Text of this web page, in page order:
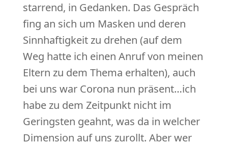
starrend, in Gedanken. Das Gespräch
fing an sich um Masken und deren
Sinnhaftigkeit zu drehen (auf dem
Weg hatte ich einen Anruf von meinen
Eltern zu dem Thema erhalten), auch
bei uns war Corona nun präsent…ich
habe zu dem Zeitpunkt nicht im
Geringsten geahnt, was da in welcher
Dimension auf uns zurollt. Aber wer